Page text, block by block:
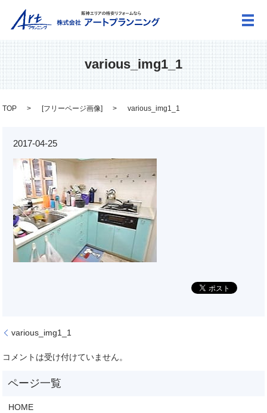
メ
various_img1_1
TOP [フリーページ画像] various_img1_1
2017-04-25
various_img1_1
コメントは受け付けていません。
HOME